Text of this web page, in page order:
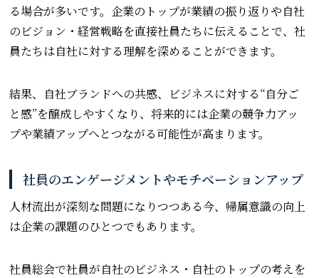
る場合が多いです。企業のトップが業績の振り返りや自社
のビジョン・経営戦略を直接社員たちに伝えることで、社
員たちは自社に対する理解を深めることができます。
結果、自社ブランドへの共感、ビジネスに対する“自分ご
と感”を醸成しやすくなり、将来的には企業の競争力アッ
プや業績アップへとつながる可能性が高まります。
社員のエンゲージメントやモチベーションアップ
人材流出が深刻な問題になりつつある今、帰属意識の向上
は企業の課題のひとつでもあります。
社員総会で社員が自社のビジネス・自社のトップの考えを